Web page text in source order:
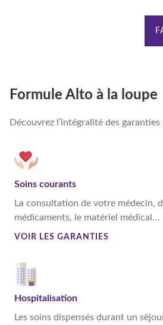
Formule Alto à la loupe
Découvrez l’intégralité des
Soins courants
La consultation de votre médecin,
médicaments, le matériel médical…
VOIR LES GARANTIES
Hospitalisation
Les soins dispensés durant un